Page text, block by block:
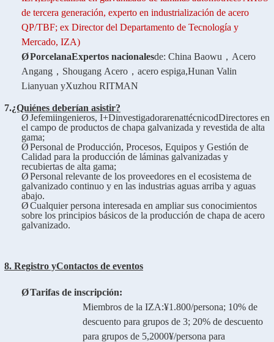
de tercera generación, experto en industrialización de acero
QP/TBF; ex Director del Departamento de Tecnología y
Mercado, IZA)
ØPorcelanaExpertos nacionalesde: China Baowu ， Acero
Angang ， Shougang Acero ， acero espiga,Hunan Valin
Lianyuan yXuzhou RITMAN
7.¿Quiénes deberían asistir?
ØJefemiingenieros, I+DinvestigadorarenattécnicodDirectores en
el campo de productos de chapa galvanizada y revestida de alta
gama;
ØPersonal de Producción, Procesos, Equipos y Gestión de
Calidad para la producción de láminas galvanizadas y
recubiertas de alta gama;
ØPersonal relevante de los proveedores en el ecosistema de
galvanizado continuo y en las industrias aguas arriba y aguas
abajo.
ØCualquier persona interesada en ampliar sus conocimientos
sobre los principios básicos de la producción de chapa de acero
galvanizado.
8. Registro yContactos de eventos
ØTarifas de inscripción:
Miembros de la IZA:¥1.800/persona; 10% de
descuento para grupos de 3; 20% de descuento
para grupos de 5,2000¥/persona para